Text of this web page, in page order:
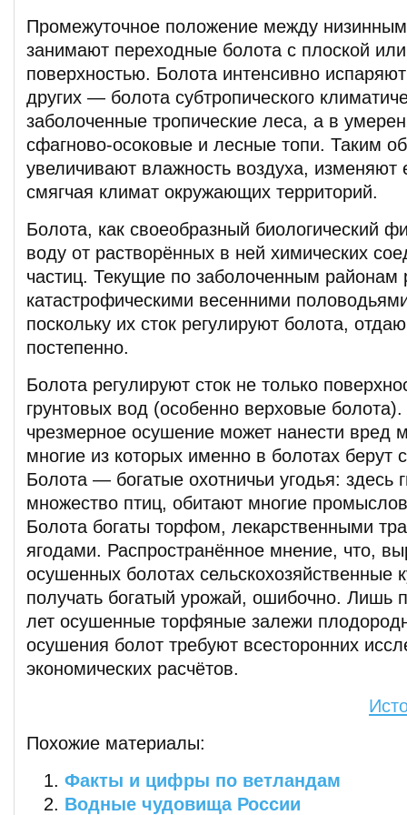
Промежуточное положение между
занимают переходные болота с плоской
поверхностью. Болота интенсивно
других — болота субтропического
заболоченные тропические леса, а в
сфагново-осоковые и лесные топи. Таким
увеличивают влажность воздуха, изменяют
смягчая климат окружающих территорий.
Болота, как своеобразный биологический
воду от растворённых в ней химических
частиц. Текущие по заболоченным районам
катастрофическими весенними
поскольку их сток регулируют болота,
постепенно.
Болота регулируют сток не только
грунтовых вод (особенно верховые
чрезмерное осушение может нанести вред
многие из которых именно в болотах берут
Болота — богатые охотничьи угодья: здесь
множество птиц, обитают многие
Болота богаты торфом, лекарственными
ягодами. Распространённое мнение, что,
осушенных болотах сельскохозяйственные
получать богатый урожай, ошибочно. Лишь
лет осушенные торфяные залежи
осушения болот требуют всесторонних
экономических расчётов.
Похожие материалы:
Факты и цифры по ветландам
Водные чудовища России